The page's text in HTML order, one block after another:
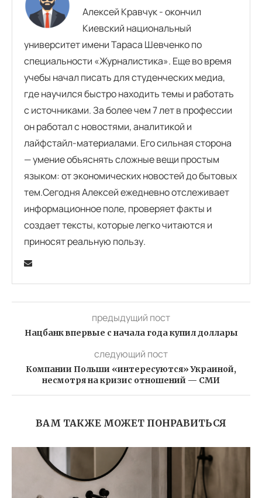
Алексей Кравчук - окончил
Киевский национальный
университет имени Тараса Шевченко по
специальности «Журналистика». Еще во время
учебы начал писать для студенческих медиа,
где научился быстро находить темы и работать
с источниками. За более чем 7 лет в профессии
он работал с новостями, аналитикой и
лайфстайл-материалами. Его сильная сторона
— умение объяснять сложные вещи простым
языком: от экономических новостей до бытовых
тем.Сегодня Алексей ежедневно отслеживает
информационное поле, проверяет факты и
создает тексты, которые легко читаются и
приносят реальную пользу.
предыдущий пост
Нацбанк впервые с начала года купил доллары
следующий пост
Компании Польши «интересуются» Украиной,
несмотря на кризис отношений — СМИ
ВАМ ТАКЖЕ МОЖЕТ ПОНРАВИТЬСЯ